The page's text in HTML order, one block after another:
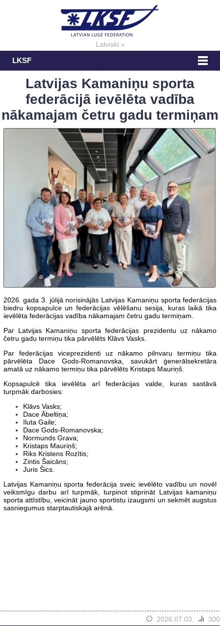
Latviski »
LKSF
Latvijas Kamaniņu sporta
federācijā ievēlēta vadība
nākamajam četru gadu termiņam
2026. gada 3. jūlijā norisinājās Latvijas Kamaniņu sporta federācijas
biedru kopsapulce un federācijas vēlēšanu sesija, kuras laikā tika
ievēlēta federācijas vadība nākamajam četru gadu termiņam.
Par Latvijas Kamaniņu sporta federācijas prezidentu uz nākamo
četru gadu termiņu tika pārvēlēts Klāvs Vasks.
Par federācijas viceprezidenti uz nākamo pilnvaru termiņu tika
pārvēlēta Dace Gods-Romanovska, savukārt ģenerālsekretāra
amatā uz nākamo termiņu tika pārvēlēts Kristaps Mauriņš.
Kopsapulcē tika ievēlēta arī federācijas valde, kuras sastāvā
turpmāk darbosies:
Klāvs Vasks;
Dace Ābeltiņa;
Iluta Gaile;
Dace Gods-Romanovska;
Normunds Grava;
Kristaps Mauriņš;
Riks Kristens Rozītis;
Zintis Šaicāns;
Juris Šics.
Latvijas Kamaniņu sporta federācija sveic ievēlēto vadību un novēl
veiksmīgu darbu arī turpmāk, turpinot stiprināt Latvijas kamaniņu
sporta attīstību, veicināt jauno sportistu izaugsmi un sekmēt augstus
sasniegumus starptautiskajā arēnā.
2026.07.03.
300